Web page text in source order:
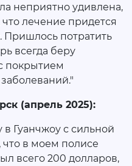
неприятно удивлена,
лечение придется
Пришлось потратить
всегда беру
покрытием
(апрель 2025):
в Гуанчжоу с сильной
что в моем полисе
всего 200 долларов,